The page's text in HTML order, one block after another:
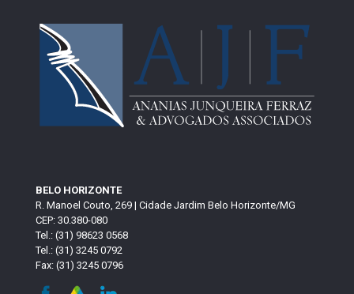
BELO HORIZONTE
R. Manoel Couto, 269 | Cidade Jardim Belo Horizonte/MG
CEP: 30.380-080
Tel.: (31) 98623 0568
Tel.: (31) 3245 0792
Fax: (31) 3245 0796